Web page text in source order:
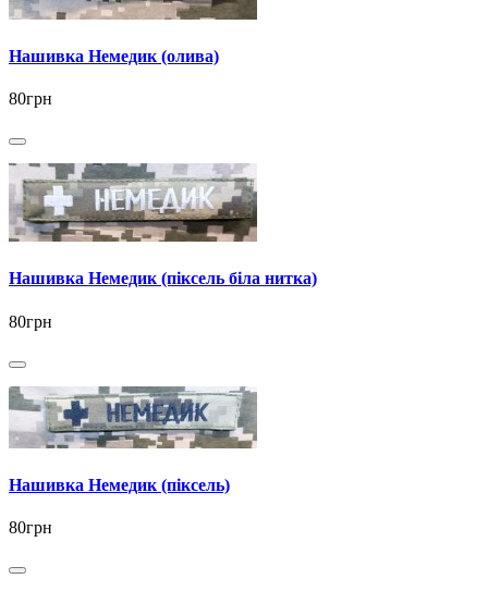
Нашивка Немедик (олива)
80грн
Нашивка Немедик (піксель біла нитка)
80грн
Нашивка Немедик (піксель)
80грн